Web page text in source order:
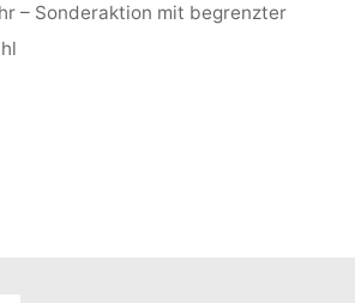
– Sonderaktion mit begrenzter